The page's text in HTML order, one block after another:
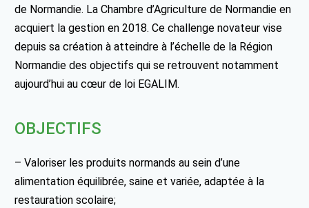
de Normandie. La Chambre d’Agriculture de Normandie en
acquiert la gestion en 2018. Ce challenge novateur vise
depuis sa création à atteindre à l’échelle de la Région
Normandie des objectifs qui se retrouvent notamment
aujourd’hui au cœur de loi EGALIM.
OBJECTIFS
– Valoriser les produits normands au sein d’une
alimentation équilibrée, saine et variée, adaptée à la
restauration scolaire;